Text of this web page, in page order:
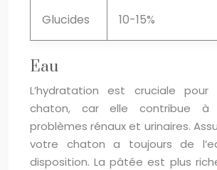
Glucides 10-15%
Eau
L’hydratation est cruciale
chaton, car elle contribue à
problèmes rénaux et urinaires.
votre chaton a toujours de
disposition. La pâtée est plus